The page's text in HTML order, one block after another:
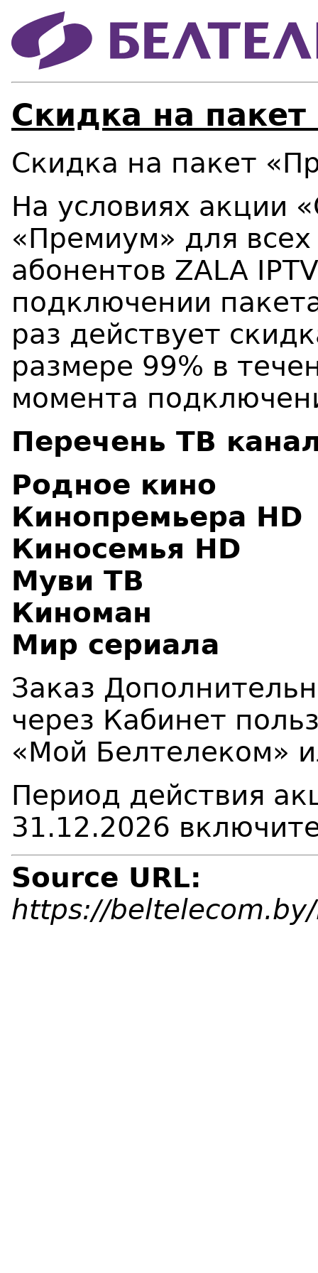
Скидка на
Скидка на пакет
На условиях акции
«Премиум» для
абонентов ZALA
подключении
раз действует
размере 99% в
момента
Перечень ТВ
Родное кино
Кинопремьера HD
Киносемья HD
Муви ТВ
Киноман
Мир сериала
Заказ
через Кабинет
«Мой Белтелеком»
Период действия
31.12.2026
Source URL:
https://